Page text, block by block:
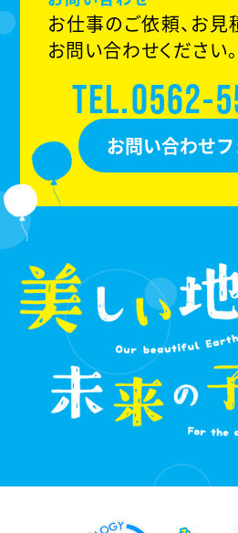
お仕事のご依頼、お
お問い合わせください。
TEL.0562-
お問い合わせ